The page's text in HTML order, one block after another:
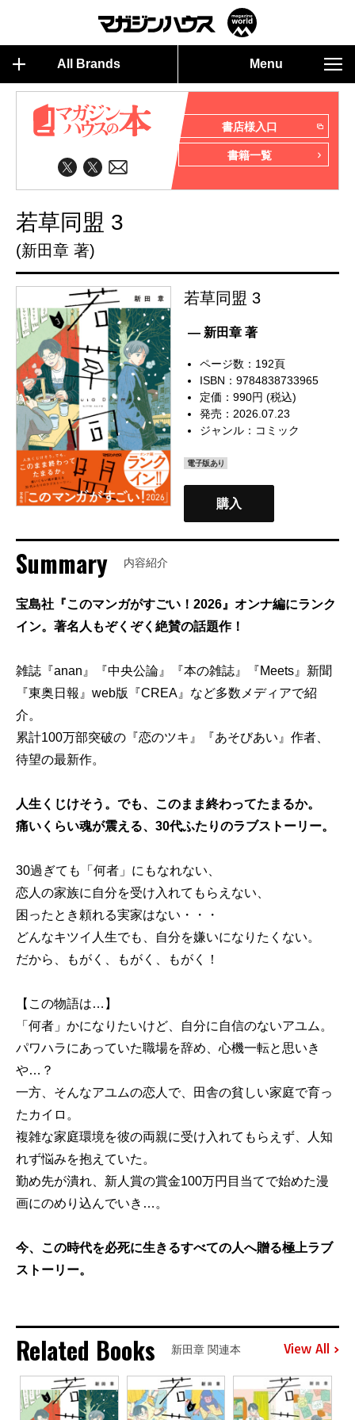
All Brands Menu
書店様入口
書籍一覧
若草同盟 3
(新田章 著)
若草同盟 3
— 新田章 著
ページ数：192頁
ISBN：9784838733965
定価：990円 (税込)
発売：2026.07.23
ジャンル： コミック
電子版あり
購入
Summary 内容紹介
宝島社『このマンガがすごい！2026』オンナ編にランク
イン。著名人もぞくぞく絶賛の話題作！
雑誌『anan』『中央公論』『本の雑誌』『Meets』新聞
『東奥日報』web版『CREA』など多数メディアで紹
介。
累計100万部突破の『恋のツキ』『あそびあい』作者、
待望の最新作。
人生くじけそう。でも、このまま終わってたまるか。
痛いくらい魂が震える、30代ふたりのラブストーリー。
30過ぎても「何者」にもなれない、
恋人の家族に自分を受け入れてもらえない、
困ったとき頼れる実家はない・・・
どんなキツイ人生でも、自分を嫌いになりたくない。
だから、もがく、もがく、もがく！
【この物語は…】
「何者」かになりたいけど、自分に自信のないアユム。
パワハラにあっていた職場を辞め、心機一転と思いき
や…？
一方、そんなアユムの恋人で、田舎の貧しい家庭で育っ
たカイロ。
複雑な家庭環境を彼の両親に受け入れてもらえず、人知
れず悩みを抱えていた。
勤め先が潰れ、新人賞の賞金100万円目当てで始めた漫
画にのめり込んでいき…。
今、この時代を必死に生きるすべての人へ贈る極上ラブ
ストーリー。
Related Books 新田章 関連本 View All